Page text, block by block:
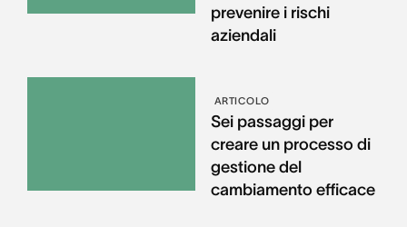
prevenire i rischi
aziendali
ARTICOLO
Sei passaggi per
creare un processo di
gestione del
cambiamento efficace